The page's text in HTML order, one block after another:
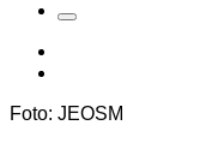
Foto: JEOSM